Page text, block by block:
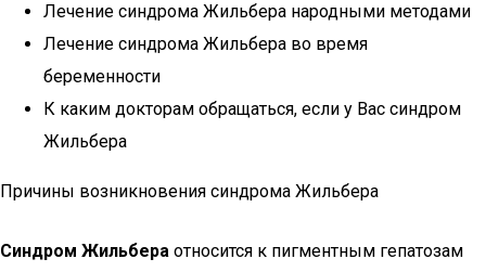
Лечение синдрома Жильбера народными методами
Лечение синдрома Жильбера во время
беременности
К каким докторам обращаться, если у Вас синдром
Жильбера
Причины возникновения синдрома Жильбера
Синдром Жильбера относится к пигментным гепатозам